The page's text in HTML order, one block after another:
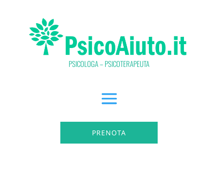
PSICOLOGA – PSICOTERAPEUTA
PRENOTA